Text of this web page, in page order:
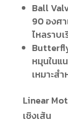
Ball
90 องศ
ไหลราบ
หมุนในแ
เหมาะส
Linear
เชิงเส้น